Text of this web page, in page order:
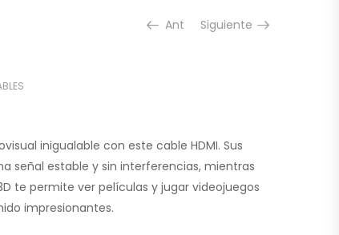
Ant Siguiente
inigualable con este cable HDMI. Sus
señal estable y sin interferencias, mientras
te permite ver películas y jugar videojuegos
impresionantes.